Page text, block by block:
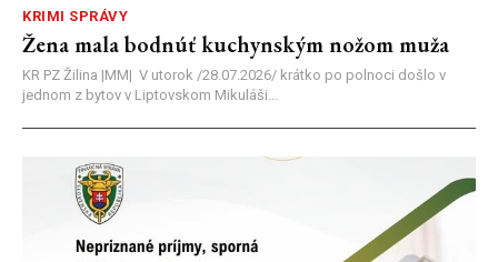
KRIMI SPRÁVY
Žena mala bodnúť kuchynským nožom muža
KR PZ Žilina |MM| V utorok /28.07.2026/ krátko po polnoci došlo v
jednom z bytov v Liptovskom Mikuláši...